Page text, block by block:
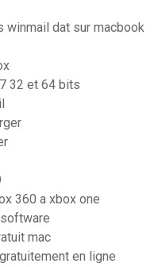
winmail dat sur macbook
32 et 64 bits
360 a xbox one
mac
en ligne